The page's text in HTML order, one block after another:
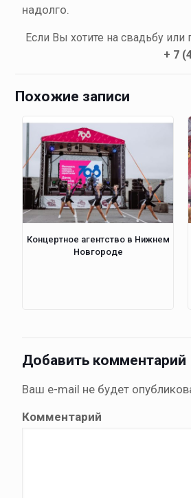
надолго.
Если Вы хотите на свадьбу
+ 7
Похожие записи
Концертное агентство в Нижнем
Новгороде
Добавить комментарий
Ваш e-mail не будет
Комментарий